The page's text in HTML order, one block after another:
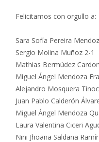
Felicitamos con orgullo a:
Sara Sofía Pereira
Sergio Molina Muñoz 2-1
Mathias Bermúdez
Miguel Ángel Mendoza
Alejandro Mosquera
Juan Pablo Calderón
Miguel Ángel Mendoza
Laura Valentina Ciceri
Nini Jhoana Saldaña